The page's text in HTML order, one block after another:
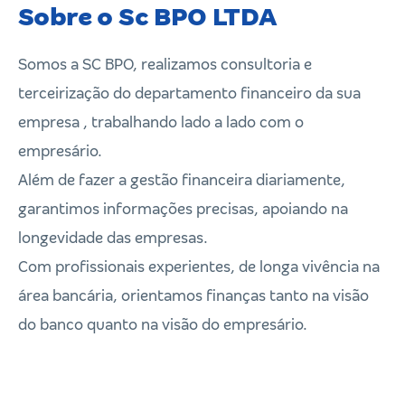
Sobre o Sc BPO LTDA
Somos a SC BPO, realizamos consultoria e
terceirização do departamento financeiro da sua
empresa , trabalhando lado a lado com o
empresário.
Além de fazer a gestão financeira diariamente,
garantimos informações precisas, apoiando na
longevidade das empresas.
Com profissionais experientes, de longa vivência na
área bancária, orientamos finanças tanto na visão
do banco quanto na visão do empresário.